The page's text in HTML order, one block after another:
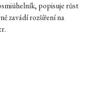
popisuje růst
zavádí rozšíření na